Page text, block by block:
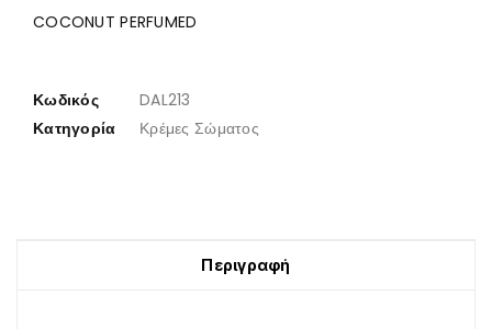
COCONUT PERFUMED
Κωδικός
DAL213
Κατηγορία
Κρέμες Σώματος
Περιγραφή